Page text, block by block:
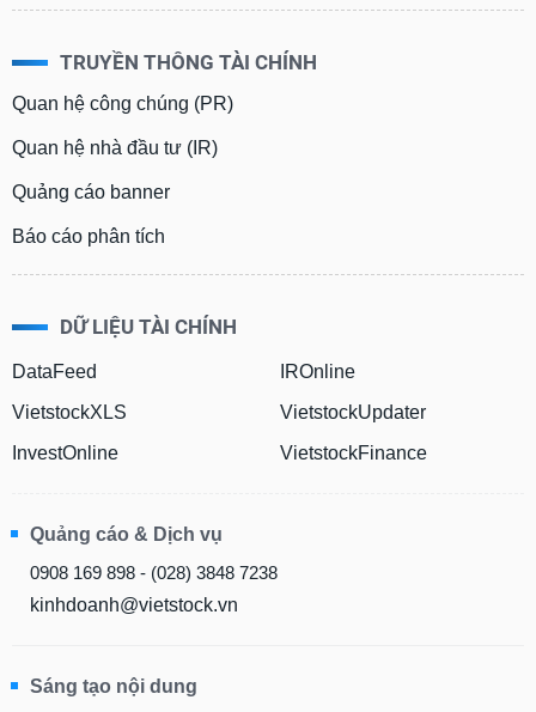
TRUYỀN THÔNG TÀI CHÍNH
Quan hệ công chúng (PR)
Quan hệ nhà đầu tư (IR)
Quảng cáo banner
Báo cáo phân tích
DỮ LIỆU TÀI CHÍNH
DataFeed
VietstockXLS
InvestOnline
IROnline
VietstockUpdater
VietstockFinance
Quảng cáo & Dịch vụ
0908 169 898 - (028) 3848 7238
kinhdoanh@vietstock.vn
Sáng tạo nội dung